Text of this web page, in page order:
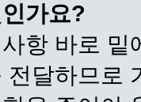
가요?
항 바로
달하므로